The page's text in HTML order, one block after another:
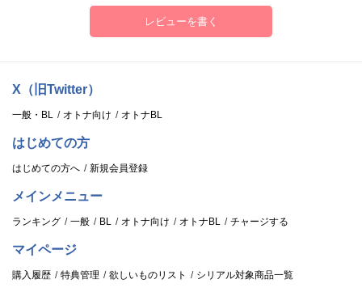
レビューを書く
X（旧Twitter）
一般・BL オトナ向け オトナBL
はじめての方
はじめての方へ 新規会員登録
メインメニュー
ランキング 一般 BL オトナ向け オトナBL チャージする
マイページ
購入履歴 特典管理 欲しいものリスト シリアル対象商品一覧